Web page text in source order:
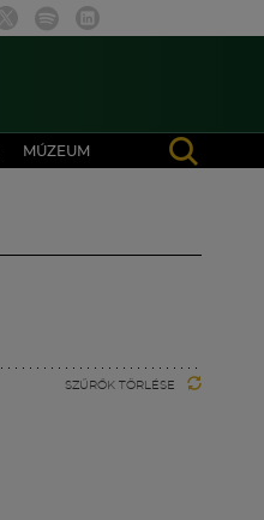
MÚZEUM
SZŰRŐK TÖRLÉSE